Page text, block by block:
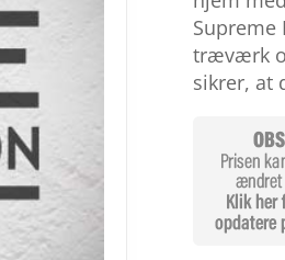
kundebedø
mmelser
træværk
sikrer, at